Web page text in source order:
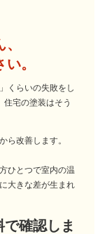
。
くらいの失敗をし
宅の塗装はそう
ら改善します。
ひとつで室内の温
大きな差が生まれ
確認しま